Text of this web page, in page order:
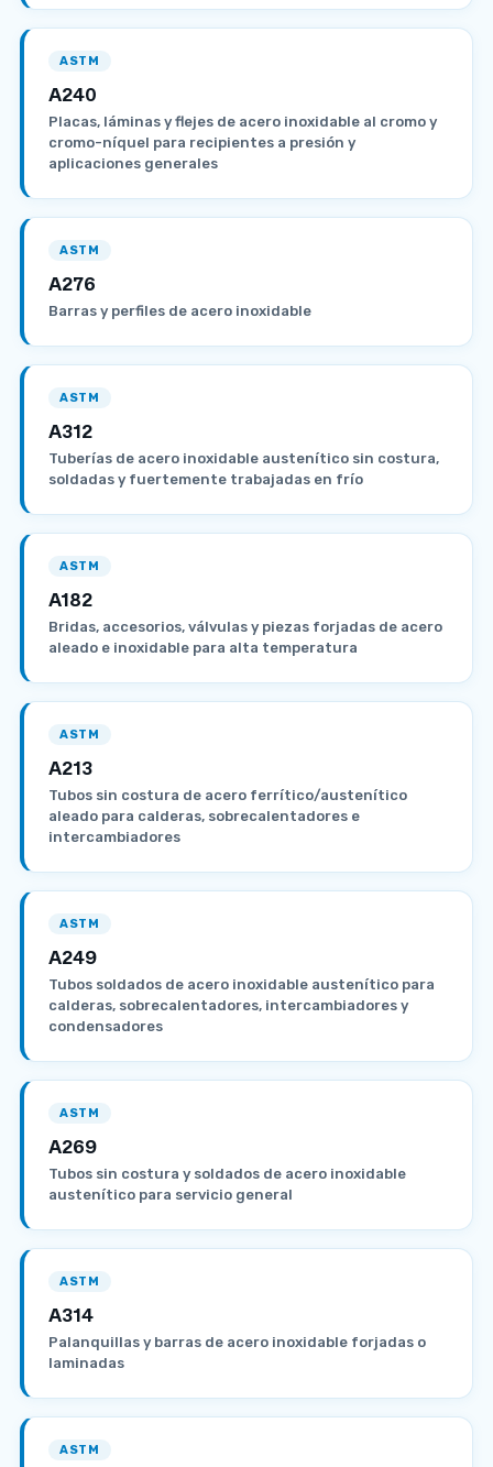
ASTM
A240
Placas, láminas y flejes de acero inoxidable al cromo y
cromo-níquel para recipientes a presión y
aplicaciones generales
ASTM
A276
Barras y perfiles de acero inoxidable
ASTM
A312
Tuberías de acero inoxidable austenítico sin costura,
soldadas y fuertemente trabajadas en frío
ASTM
A182
Bridas, accesorios, válvulas y piezas forjadas de acero
aleado e inoxidable para alta temperatura
ASTM
A213
Tubos sin costura de acero ferrítico/austenítico
aleado para calderas, sobrecalentadores e
intercambiadores
ASTM
A249
Tubos soldados de acero inoxidable austenítico para
calderas, sobrecalentadores, intercambiadores y
condensadores
ASTM
A269
Tubos sin costura y soldados de acero inoxidable
austenítico para servicio general
ASTM
A314
Palanquillas y barras de acero inoxidable forjadas o
laminadas
ASTM